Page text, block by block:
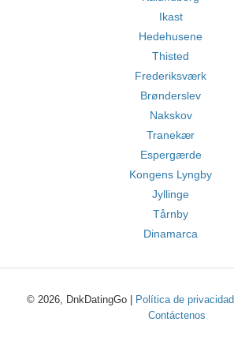
Ikast
Hedehusene
Thisted
Frederiksværk
Brønderslev
Nakskov
Tranekær
Espergærde
Kongens Lyngby
Jyllinge
Tårnby
Dinamarca
© 2026, DnkDatingGo | Política de privacidad
Contáctenos